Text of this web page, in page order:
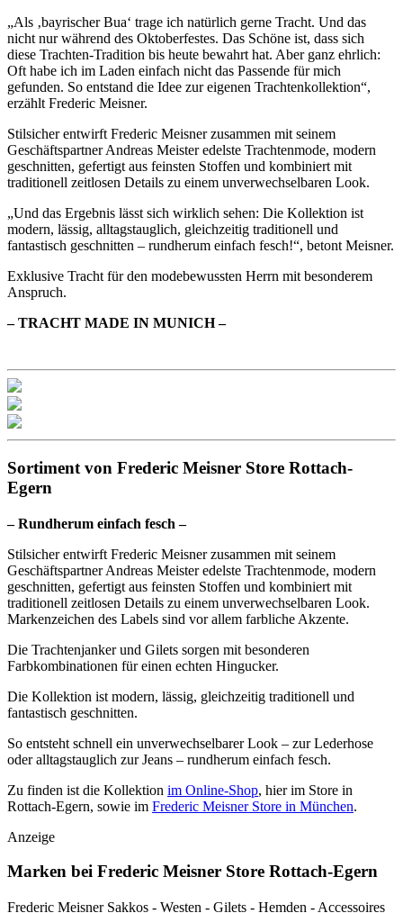
„Als ‚bayrischer Bua‘ trage ich natürlich gerne Tracht. Und das
nicht nur während des Oktoberfestes. Das Schöne ist, dass sich
diese Trachten-Tradition bis heute bewahrt hat. Aber ganz ehrlich:
Oft habe ich im Laden einfach nicht das Passende für mich
gefunden. So entstand die Idee zur eigenen Trachtenkollektion“,
erzählt Frederic Meisner.
Stilsicher entwirft Frederic Meisner zusammen mit seinem
Geschäftspartner Andreas Meister edelste Trachtenmode, modern
geschnitten, gefertigt aus feinsten Stoffen und kombiniert mit
traditionell zeitlosen Details zu einem unverwechselbaren Look.
„Und das Ergebnis lässt sich wirklich sehen: Die Kollektion ist
modern, lässig, alltagstauglich, gleichzeitig traditionell und
fantastisch geschnitten – rundherum einfach fesch!“, betont Meisner.
Exklusive Tracht für den modebewussten Herrn mit besonderem
Anspruch.
– TRACHT MADE IN MUNICH –
Sortiment von Frederic Meisner Store Rottach-
Egern
– Rundherum einfach fesch –
Stilsicher entwirft Frederic Meisner zusammen mit seinem
Geschäftspartner Andreas Meister edelste Trachtenmode, modern
geschnitten, gefertigt aus feinsten Stoffen und kombiniert mit
traditionell zeitlosen Details zu einem unverwechselbaren Look.
Markenzeichen des Labels sind vor allem farbliche Akzente.
Die Trachtenjanker und Gilets sorgen mit besonderen
Farbkombinationen für einen echten Hingucker.
Die Kollektion ist modern, lässig, gleichzeitig traditionell und
fantastisch geschnitten.
So entsteht schnell ein unverwechselbarer Look – zur Lederhose
oder alltagstauglich zur Jeans – rundherum einfach fesch.
Zu finden ist die Kollektion im Online-Shop, hier im Store in
Rottach-Egern, sowie im Frederic Meisner Store in München.
Anzeige
Marken bei Frederic Meisner Store Rottach-Egern
Frederic Meisner Sakkos - Westen - Gilets - Hemden - Accessoires